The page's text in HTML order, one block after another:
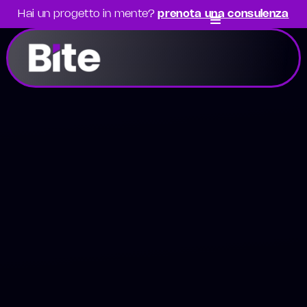
Hai un progetto in mente? prenota una consulenza